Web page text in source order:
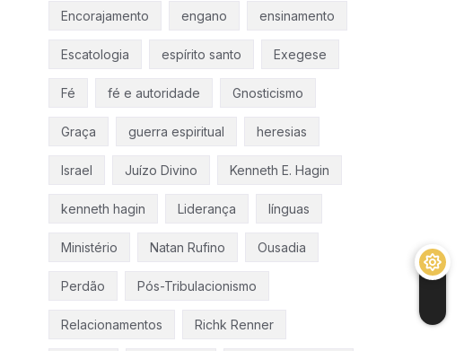
Encorajamento engano ensinamento
Escatologia espírito santo Exegese
Fé fé e autoridade Gnosticismo
Graça guerra espiritual heresias
Israel Juízo Divino Kenneth E. Hagin
kenneth hagin Liderança línguas
Ministério Natan Rufino Ousadia
Perdão Pós-Tribulacionismo
Relacionamentos Richk Renner